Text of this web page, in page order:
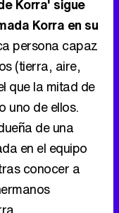
Korra' sigue
Korra en su
persona capaz
(tierra, aire,
que la mitad de
uno de ellos.
de una
en el equipo
conocer a